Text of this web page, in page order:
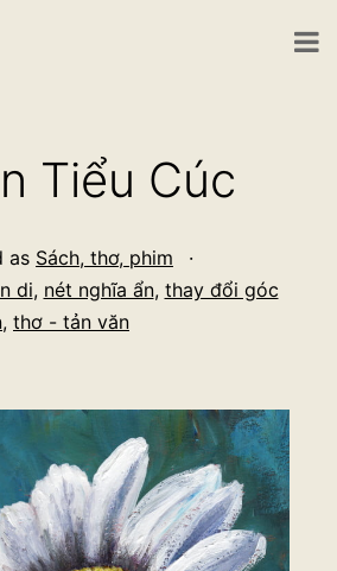
Tiểu Cúc
as Sách, thơ, phim
di, nét nghĩa ẩn, thay đổi góc
, thơ - tản văn